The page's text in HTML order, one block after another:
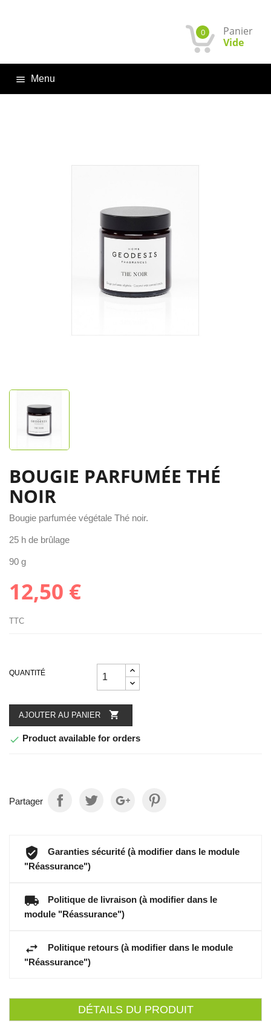
Panier
0
Vide
 Menu
BOUGIE PARFUMÉE THÉ
NOIR
Bougie parfumée végétale Thé noir.
25 h de brûlage
90 g
12,50 €
TTC
QUANTITÉ
AJOUTER AU PANIER 
 Product available for orders
Partager
Garanties sécurité (à modifier dans le module
"Réassurance")
Politique de livraison (à modifier dans le
module "Réassurance")
Politique retours (à modifier dans le module
"Réassurance")
DÉTAILS DU PRODUIT